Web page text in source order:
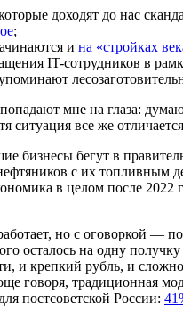
доходят до нас
;
и на «стройках
IT-сотрудников в
мне на глаза:
ситуация все же
бизнесы бегут в
с их
в целом после
но с оговоркой —
осталось на одну
и крепкий рубль, и
говоря, традиционная
постсоветской России: